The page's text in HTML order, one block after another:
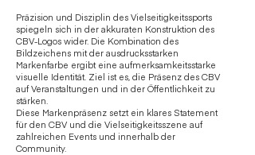
Präzision und Disziplin des Vielseitigkeitssports
spiegeln sich in der akkuraten Konstruktion des
CBV-Logos wider. Die Kombination des
Bildzeichens mit der ausdrucksstarken
Markenfarbe ergibt eine aufmerksamkeitsstarke
visuelle Identität. Ziel ist es, die Präsenz des CBV
auf Veranstaltungen und in der Öffentlichkeit zu
stärken.
Diese Markenpräsenz setzt ein klares Statement
für den CBV und die Vielseitigkeitsszene auf
zahlreichen Events und innerhalb der
Community.